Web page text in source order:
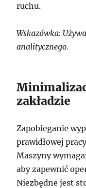
ruchu.
Wskazówka:
analitycznego.
zakładzie
Zapobieganie
prawidłowej
Maszyny
aby zapewnić
Niezbędne jest